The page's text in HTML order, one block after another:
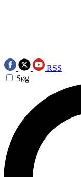
RSS
Søg